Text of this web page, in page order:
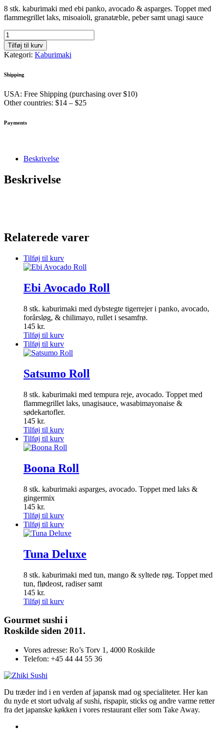
8 stk. kaburimaki med ebi panko, avocado & asparges. Toppet med
flammegrillet laks, misoaioli, granatæble, peber samt unagi sauce
Zakuro
Roll
antal
Tilføj til kurv
Kategori: Kaburimaki
Shipping
USA: Free Shipping (purchasing over $10)
Other countries: $14 – $25
Payments
Beskrivelse
Beskrivelse
Relaterede varer
Tilføj til kurv
Ebi Avocado Roll
8 stk. kaburimaki med dybstegte tigerrejer i panko, avocado,
forårsløg, & chilimayo, rullet i sesamfrø.
145 kr.
Tilføj til kurv
Tilføj til kurv
Satsumo Roll
8 stk. kaburimaki med tempura reje, avocado. Toppet med
flammegrillet laks, unagisauce, wasabimayonaise &
sødekartofler.
145 kr.
Tilføj til kurv
Tilføj til kurv
Boona Roll
8 stk. kaburimaki asparges, avocado. Toppet med laks &
gingermix
145 kr.
Tilføj til kurv
Tilføj til kurv
Tuna Deluxe
8 stk. kaburimaki med tun, mango & syltede røg. Toppet med
tun, flødeost, radiser samt
145 kr.
Tilføj til kurv
Gourmetsushi i
Roskilde siden 2011.
Vores adresse: Ro’s Torv 1, 4000 Roskilde
Telefon: +45 44 44 55 36
Du træder ind i en verden af japansk mad og specialiteter. Her kan
du nyde et stort udvalg af sushi, rispapir, sticks og andre varme retter
fra det japanske køkken i vores restaurant eller som Take Away.